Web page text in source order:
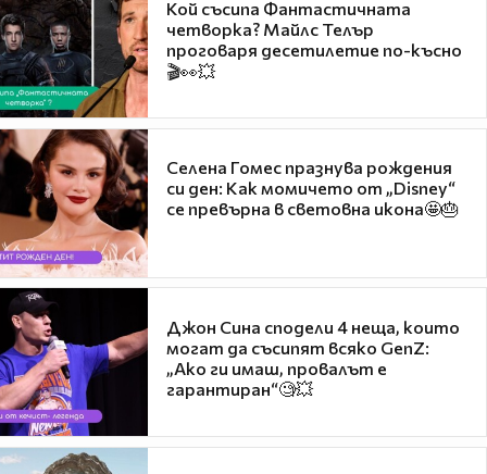
Кой съсипа Фантастичната
четворка? Майлс Телър
проговаря десетилетие по-късно
🎬👀💥
Селена Гомес празнува рождения
си ден: Как момичето от „Disney“
се превърна в световна икона🤩🎂
Джон Сина сподели 4 неща, които
могат да съсипят всяко GenZ:
„Ако ги имаш, провалът е
гарантиран“🧐💥